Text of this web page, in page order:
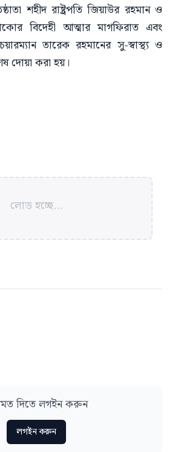
শহীদ রাষ্ট্রপতি জিয়াউর রহমান ও
বিদেহী আত্মার মাগফিরাত এবং
তারেক রহমানের সু-স্বাস্থ্য ও
দোয়া করা হয়।
লোড হচ্ছে...
দিতে লগইন করুন
লগইন করুন